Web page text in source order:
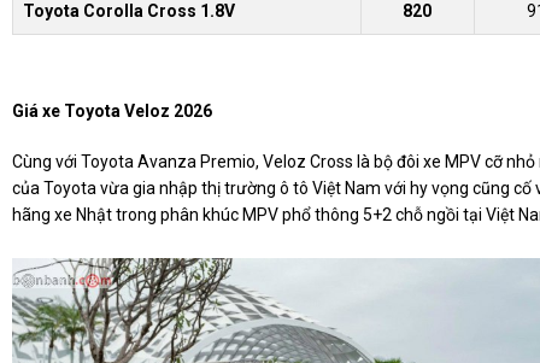
Toyota Corolla Cross 1.8V 820
Giá xe Toyota Veloz 2026
Cùng với Toyota Avanza Premio, Veloz Cross là bộ đôi xe MPV cỡ
của Toyota vừa gia nhập thị trường ô tô Việt Nam với hy vọng cũng cố
hãng xe Nhật trong phân khúc MPV phổ thông 5+2 chỗ ngồi tại Việt